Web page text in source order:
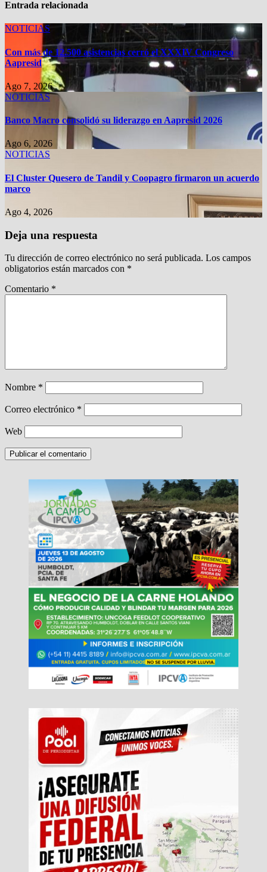
Entrada relacionada
NOTICIAS
Con más de 12.500 asistencias cerró el XXXIV Congreso
Aapresid
Ago 7, 2026
NOTICIAS
Banco Macro consolidó su liderazgo en Aapresid 2026
Ago 6, 2026
NOTICIAS
El Cluster Quesero de Tandil y Coopagro firmaron un acuerdo
marco
Ago 4, 2026
Deja una respuesta
Tu dirección de correo electrónico no será publicada. Los campos
obligatorios están marcados con *
Comentario *
Nombre *
Correo electrónico *
Web